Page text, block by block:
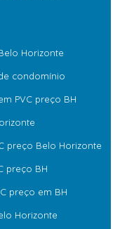
Horizonte
condomínio
PVC preço BH
preço Belo Horizonte
preço BH
preço em BH
Horizonte